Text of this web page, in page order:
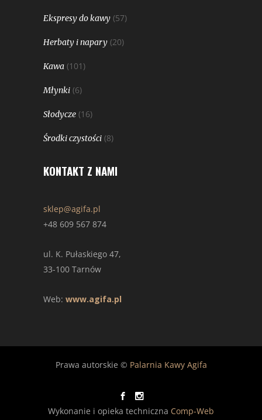
Ekspresy do kawy (57)
Herbaty i napary (20)
Kawa (101)
Młynki (6)
Słodycze (16)
Środki czystości (8)
KONTAKT Z NAMI
sklep@agifa.pl
+48 609 567 874
ul. K. Pułaskiego 47,
33-100 Tarnów
Web: www.agifa.pl
Prawa autorskie © Palarnia Kawy Agifa
Wykonanie i opieka techniczna Comp-Web